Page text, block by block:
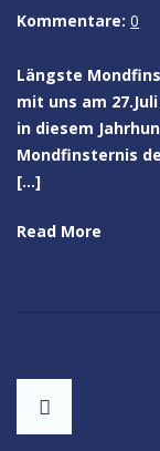
Kommentare: 0
Längste
mit uns am
in diesem
Mondfinsternis
[…]
Read More